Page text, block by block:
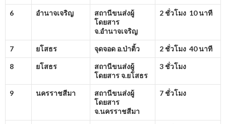
6 อำนาจเจริญ
สถานีขนส่งผู้
โดยสาร
จ.อำนาจเจริญ
2 ชั่วโมง 10 นาที
7 ยโสธร จุดจอด อ.ป่าติ้ว 2 ชั่วโมง 40 นาที
8 ยโสธร
สถานีขนส่งผู้
โดยสาร จ.ยโสธร
3 ชั่วโมง
9 นครราชสีมา
สถานีขนส่งผู้
โดยสาร
จ.นครราชสีมา
7 ชั่วโมง